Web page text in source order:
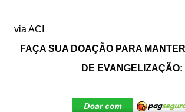
via ACI
FAÇA SUA DOAÇÃO PARA
DE EVANGELIZAÇÃO: